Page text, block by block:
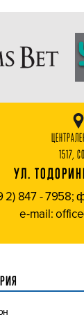
1517,
УЛ.
2) 847 - 7958;
e-mail: